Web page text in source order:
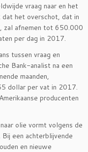
vraag naar en het
dat het overschot, dat in
zal afnemen tot 650.000
per dag in 2017.
tussen vraag en
Bank-analist na een
maanden,
dollar per vat in 2017.
producenten
olie vormt volgens de
een achterblijvende
en nieuwe